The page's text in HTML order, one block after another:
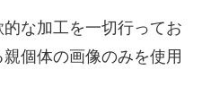
な加工を一切行ってお
個体の画像のみを使用